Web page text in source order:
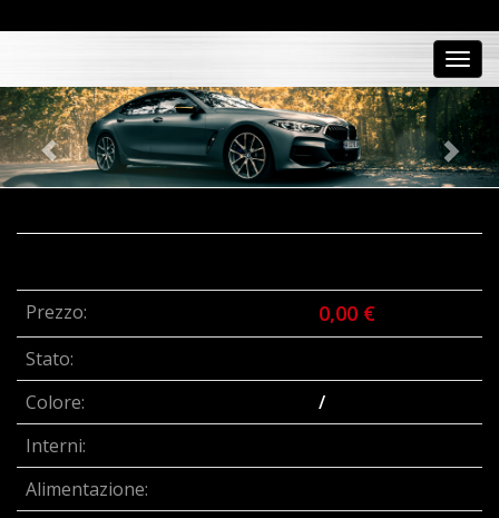
Previous
Prezzo: 0,00 €
Stato:
Colore:
/
Interni:
Alimentazione: